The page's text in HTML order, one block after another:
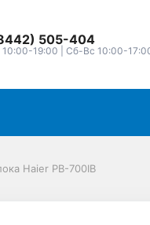
505-404
19:00 | Сб-Вс 10:00-
Haier PB-700IB